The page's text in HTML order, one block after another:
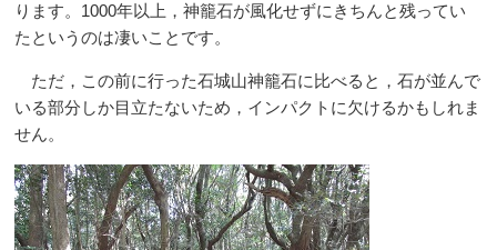
ります。1000年以上，神籠石が風化せずにきちんと残ってい
たというのは凄いことです。
ただ，この前に行った石城山神籠石に比べると，石が並んで
いる部分しか目立たないため，インパクトに欠けるかもしれま
せん。